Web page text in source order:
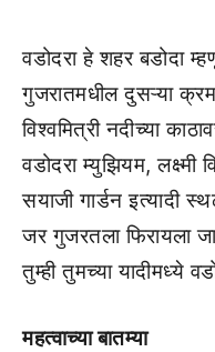
वडोदरा हे शहर बडोदा
गुजरातमधील दुसऱ्या
विश्वमित्री नदीच्या
वडोदरा म्युझियम,
सयाजी गार्डन इत्यादी
जर गुजरतला फिरायला
तुम्ही तुमच्या यादीमध्ये
महत्वाच्या बातम्या